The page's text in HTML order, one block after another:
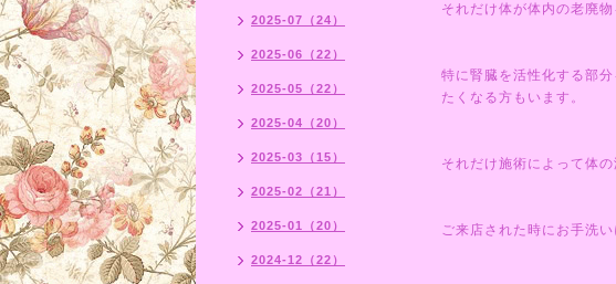
それだけ体が体内の老廃
特に腎臓を活性化する部
たくなる方もいます。
それだけ施術によって体
ご来店された時にお手洗
2025-07（24）
2025-06（22）
2025-05（22）
2025-04（20）
2025-03（15）
2025-02（21）
2025-01（20）
2024-12（22）